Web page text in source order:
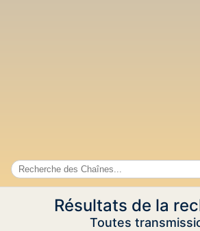
Résultats de la
Toutes